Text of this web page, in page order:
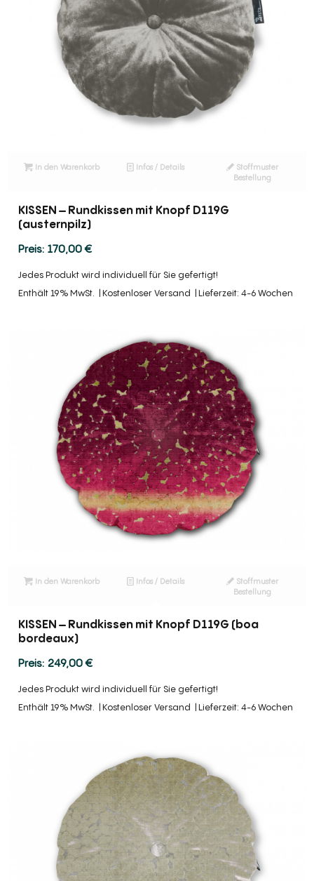
In den Warenkorb Infos / Details
Stoffmuster
Bestellung
KISSEN – Rundkissen mit Knopf D119G
(austernpilz)
170,00€
Jedes Produkt wird individuell für Sie gefertigt!
Enthält 19% MwSt.
Kostenloser Versand Lieferzeit: 4-6 Wochen
In den Warenkorb Infos / Details
Stoffmuster
Bestellung
KISSEN – Rundkissen mit Knopf D119G (boa
bordeaux)
249,00€
Jedes Produkt wird individuell für Sie gefertigt!
Enthält 19% MwSt.
Kostenloser Versand Lieferzeit: 4-6 Wochen